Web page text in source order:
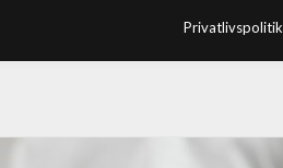
Privatlivspolitik